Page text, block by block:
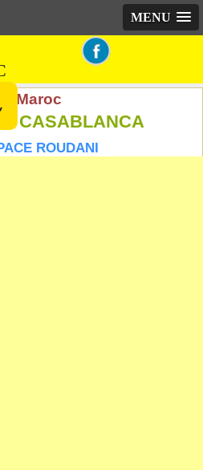
MENU
Maroc
à CASABLANCA
ROUDANI